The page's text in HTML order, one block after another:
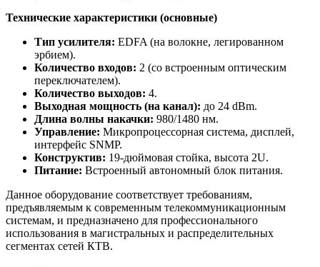
Технические характеристики (основные)
Тип усилителя: EDFA (на волокне, легированном
эрбием).
Количество входов: 2 (со встроенным оптическим
переключателем).
Количество выходов: 4.
Выходная мощность (на канал): до 24 dBm.
Длина волны накачки: 980/1480 нм.
Управление: Микропроцессорная система, дисплей,
интерфейс SNMP.
Конструктив: 19-дюймовая стойка, высота 2U.
Питание: Встроенный автономный блок питания.
Данное оборудование соответствует требованиям,
предъявляемым к современным телекоммуникационным
системам, и предназначено для профессионального
использования в магистральных и распределительных
сегментах сетей КТВ.